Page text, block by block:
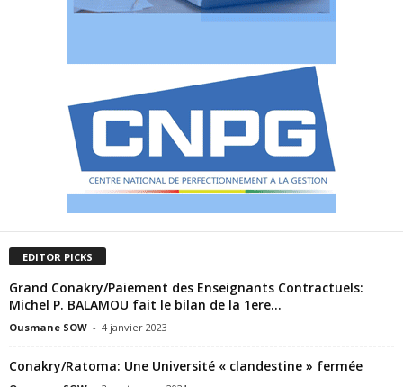
EDITOR PICKS
Grand Conakry/Paiement des Enseignants Contractuels:
Michel P. BALAMOU fait le bilan de la 1ere...
Ousmane SOW - 4 janvier 2023
Conakry/Ratoma: Une Université « clandestine » fermée